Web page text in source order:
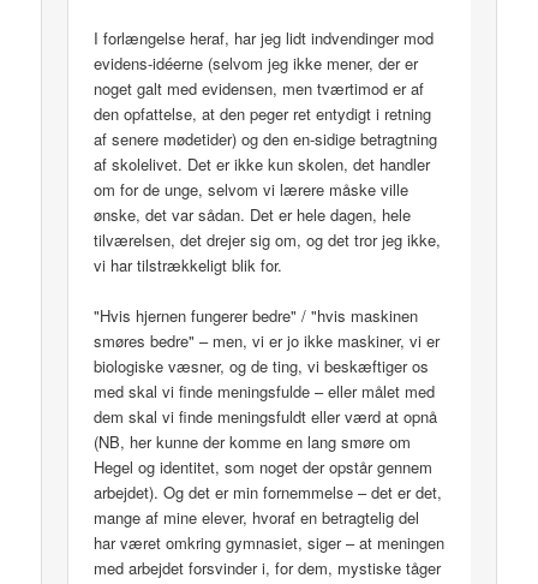
I forlængelse heraf, har jeg lidt indvendinger mod
evidens-idéerne (selvom jeg ikke mener, der er
noget galt med evidensen, men tværtimod er af
den opfattelse, at den peger ret entydigt i retning
af senere mødetider) og den en-sidige betragtning
af skolelivet. Det er ikke kun skolen, det handler
om for de unge, selvom vi lærere måske ville
ønske, det var sådan. Det er hele dagen, hele
tilværelsen, det drejer sig om, og det tror jeg ikke,
vi har tilstrækkeligt blik for.
"Hvis hjernen fungerer bedre" / "hvis maskinen
smøres bedre" – men, vi er jo ikke maskiner, vi er
biologiske væsner, og de ting, vi beskæftiger os
med skal vi finde meningsfulde – eller målet med
dem skal vi finde meningsfuldt eller værd at opnå
(NB, her kunne der komme en lang smøre om
Hegel og identitet, som noget der opstår gennem
arbejdet). Og det er min fornemmelse – det er det,
mange af mine elever, hvoraf en betragtelig del
har været omkring gymnasiet, siger – at meningen
med arbejdet forsvinder i, for dem, mystiske tåger